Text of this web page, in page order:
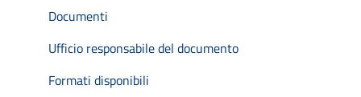
Documenti
Ufficio responsabile del documento
Formati disponibili